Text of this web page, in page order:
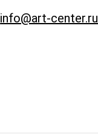
info@art-center.ru